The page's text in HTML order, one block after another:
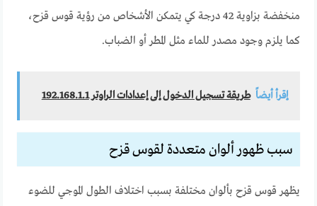
منخفضة بزاوية 42 درجة كي يتمكن الأشخاص من رؤية قوس قزح،
كما يلزم وجود مصدر للماء مثل المطر أو الضباب.
إقرأ أيضاً طريقة تسجيل الدخول إلى إعدادات الراوتر 192.168.1.1
سبب ظهور ألوان متعددة لقوس قزح
يظهر قوس قزح بألوان مختلفة بسبب اختلاف الطول الموجي للضوء